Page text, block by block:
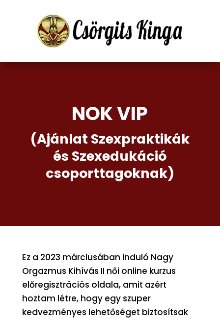
NOK VIP
(Ajánlat Szexpraktikák
és Szexedukáció
csoporttagoknak)
Ez a 2023 márciusában induló Nagy
Orgazmus Kihívás II női online kurzus
előregisztrációs oldala, amit azért
hoztam létre, hogy egy szuper
kedvezményes lehetőséget biztosítsak